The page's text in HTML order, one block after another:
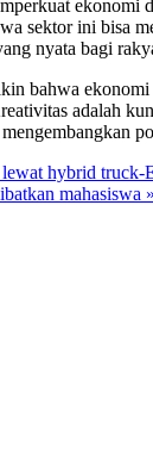
ekonomi
sektor ini bisa
nyata bagi
bahwa
adalah
lewat hybrid truck-
mahasiswa »